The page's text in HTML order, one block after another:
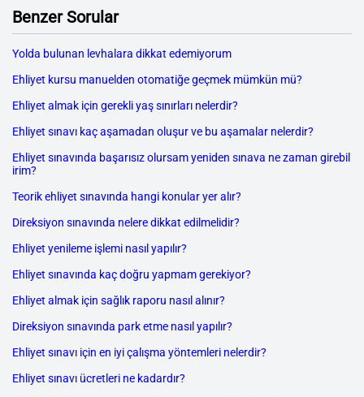
Benzer Sorular
Yolda bulunan levhalara dikkat edemiyorum
Ehliyet kursu manuelden otomatiğe geçmek mümkün mü?
Ehliyet almak için gerekli yaş sınırları nelerdir?
Ehliyet sınavı kaç aşamadan oluşur ve bu aşamalar nelerdir?
Ehliyet sınavında başarısız olursam yeniden sınava ne zaman girebil
irim?
Teorik ehliyet sınavında hangi konular yer alır?
Direksiyon sınavında nelere dikkat edilmelidir?
Ehliyet yenileme işlemi nasıl yapılır?
Ehliyet sınavında kaç doğru yapmam gerekiyor?
Ehliyet almak için sağlık raporu nasıl alınır?
Direksiyon sınavında park etme nasıl yapılır?
Ehliyet sınavı için en iyi çalışma yöntemleri nelerdir?
Ehliyet sınavı ücretleri ne kadardır?